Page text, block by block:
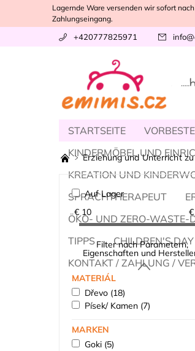
Lagernde Ware versenden wir sofort nach
Zahlungseingang.
+420777825971 info@
STARTSEITE
KINDERMÖBEL UND
KREATION UND
SPRACHTHERAPEUT
ÖKO- UND ZERO-WASTE-
TIPPS
CHILDREN'S DAY
KONTAKT / ZAHLUNG /
Erziehung und Unterricht
Auf Lager
€ 10 €
Filter nach Parametern,
Eigenschaften und
MATERIÁL
Dřevo (18)
Písek/ Kamen (7)
MARKEN
Goki (5)